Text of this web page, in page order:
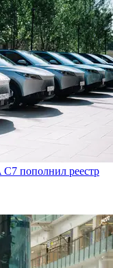
пополнил реестр